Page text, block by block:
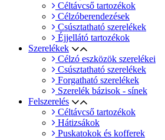
Céltávcső tartozékok
Célzóberendezések
Csúsztatható szerelékek
Éjjellátó tartozékok
Szerelékek
Célzó eszközök szerelékei
Csúsztatható szerelékek
Forgatható szerelékek
Szerelék bázisok - sínek
Felszerelés
Céltávcső tartozékok
Hátizsákok
Puskatokok és kofferek